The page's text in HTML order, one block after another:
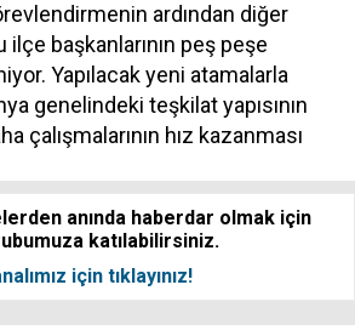
ardından diğer
başkanlarının peş peşe
Yapılacak yeni atamalarla
genelindeki teşkilat yapısının
çalışmalarının hız kazanması
anında haberdar olmak için
katılabilirsiniz.
için tıklayınız!